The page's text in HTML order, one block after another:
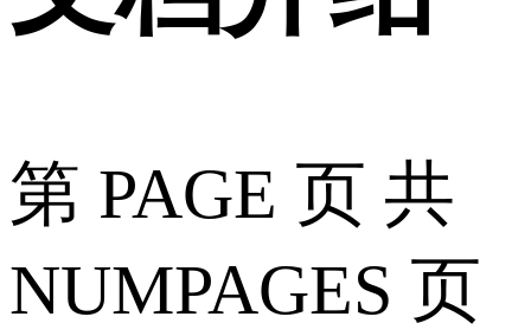
第 PAGE 页 共
NUMPAGES 页